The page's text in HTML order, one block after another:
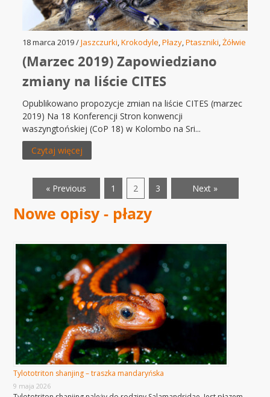
18 marca 2019 /Jaszczurki,Krokodyle,Płazy,Ptaszniki,Żółwie
(Marzec 2019) Zapowiedziano
zmiany na liście CITES
Opublikowano propozycje zmian na liście CITES (marzec
2019) Na 18 Konferencji Stron konwencji
waszyngtońskiej (CoP 18) w Kolombo na Sri...
Czytaj więcej
« Previous 1 2 3 Next »
Nowe opisy - płazy
Tylototriton shanjing – traszka mandaryńska
9 maja 2026